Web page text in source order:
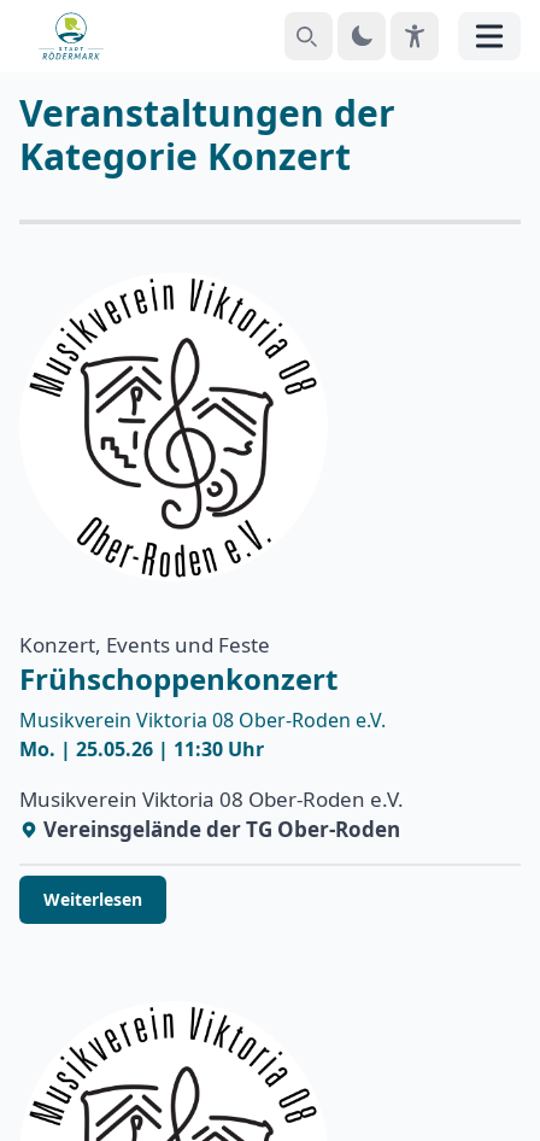
SuchenThemeEyeAbleMenü
Veranstaltungen der
Kategorie Konzert
Konzert, Events und Feste
Frühschoppenkonzert
Musikverein Viktoria 08 Ober-Roden e.V.
Mo. | 25.05.26 | 11:30 Uhr
Musikverein Viktoria 08 Ober-Roden e.V.
Vereinsgelände der TG Ober-Roden
Weiterlesen